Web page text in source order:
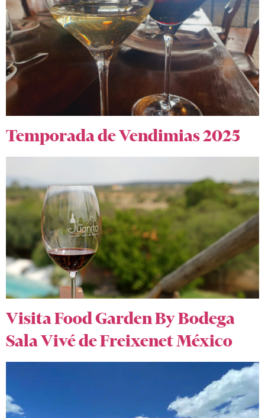
Temporada de Vendimias 2025
Visita Food Garden By Bodega
Sala Vivé de Freixenet México